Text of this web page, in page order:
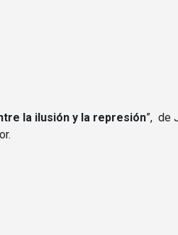
la ilusión y la represión”, de